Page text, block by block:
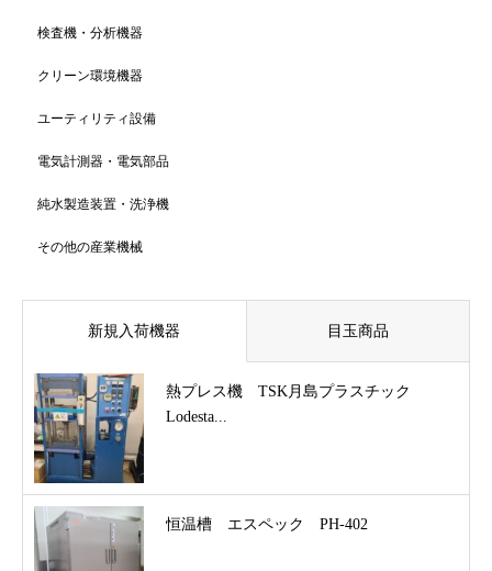
検査機・分析機器
クリーン環境機器
ユーティリティ設備
電気計測器・電気部品
純水製造装置・洗浄機
その他の産業機械
新規入荷機器 目玉商品
熱プレス機 TSK月島プラスチック
Lodesta...
恒温槽 エスペック PH-402